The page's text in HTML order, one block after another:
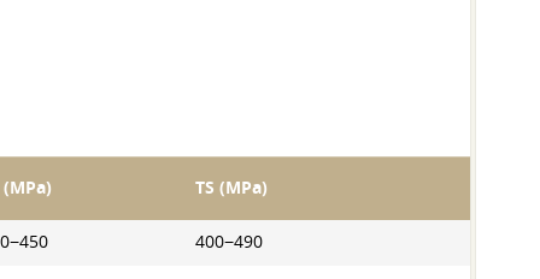
(MPa) TS (MPa)
400−490